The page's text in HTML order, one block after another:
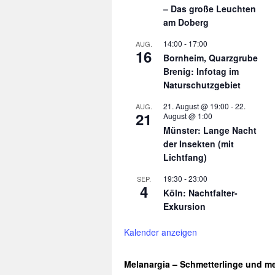
– Das große Leuchten
am Doberg
AUG.
16
14:00 - 17:00
Bornheim, Quarzgrube
Brenig: Infotag im
Naturschutzgebiet
AUG.
21
21. August @ 19:00 -22.
August @ 1:00
Münster: Lange Nacht
der Insekten (mit
Lichtfang)
SEP.
4
19:30 -23:00
Köln: Nachtfalter-
Exkursion
Kalender anzeigen
Melanargia – Schmetterlinge und